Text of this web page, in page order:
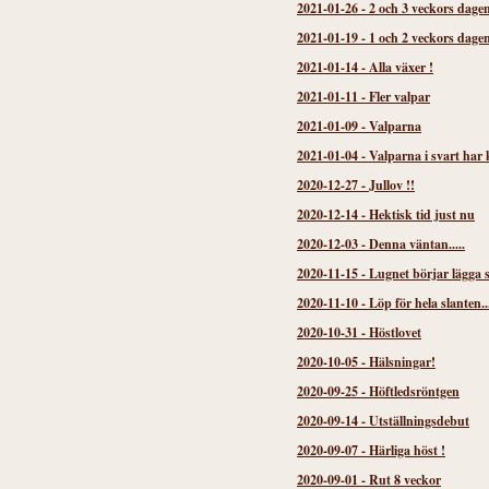
2021-01-26-2 och 3 veckors
2021-01-19- 1 och 2 veckors
2021-01-14-Alla växer !
2021-01-11 -Fler valpar
2021-01-09-Valparna
2021-01-04-Valparna i svart har
2020-12-27-Jullov !!
2020-12-14-Hektisk tid just nu
2020-12-03-Denna väntan.....
2020-11-15-Lugnet börjar lägga
2020-11-10-Löp för hela
2020-10-31 -Höstlovet
2020-10-05-Hälsningar!
2020-09-25-Höftledsröntgen
2020-09-14-Utställningsdebut
2020-09-07-Härliga höst !
2020-09-01 -Rut 8 veckor